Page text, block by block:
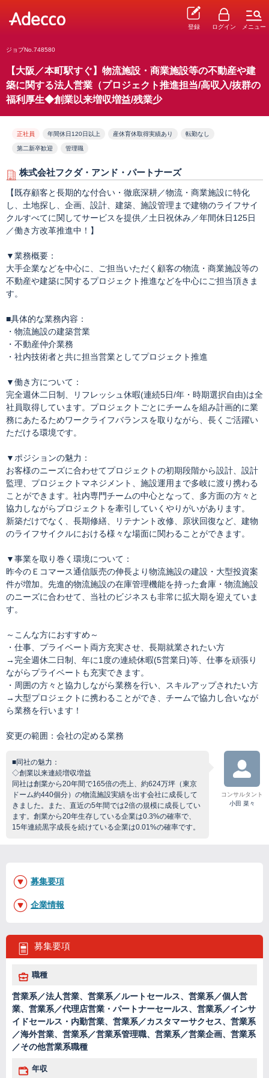
登録 ログイン メニュー
ジョブNo.748580
【大阪／本町駅すぐ】物流施設・商業施設等の不動産や建
築に関する法人営業（プロジェクト推進担当/高収入/抜群の
福利厚生◆創業以来増収増益/残業少
正社員 年間休日120日以上 産休育休取得実績あり 転勤なし
第二新卒歓迎 管理職
株式会社フクダ・アンド・パートナーズ
【既存顧客と長期的な付合い・徹底深耕／物流・商業施設に特化
し、土地探し、企画、設計、建築、施設管理まで建物のライフサイ
クルすべてに関してサービスを提供／土日祝休み／年間休日125日
／働き方改革推進中！】
▼業務概要：
大手企業などを中心に、ご担当いただく顧客の物流・商業施設等の
不動産や建築に関するプロジェクト推進などを中心にご担当頂きま
す。
■具体的な業務内容：
・物流施設の建築営業
・不動産仲介業務
・社内技術者と共に担当営業としてプロジェクト推進
▼働き方について：
完全週休二日制、リフレッシュ休暇(連続5日/年・時期選択自由)は全
社員取得しています。プロジェクトごとにチームを組み計画的に業
務にあたるためワークライフバランスを取りながら、長くご活躍い
ただける環境です。
▼ポジションの魅力：
お客様のニーズに合わせてプロジェクトの初期段階から設計、設計
監理、プロジェクトマネジメント、施設運用まで多岐に渡り携わる
ことができます。社内専門チームの中心となって、多方面の方々と
協力しながらプロジェクトを牽引していくやりがいがあります。
新築だけでなく、長期修繕、リテナント改修、原状回復など、建物
のライフサイクルにおける様々な場面に関わることができます。
▼事業を取り巻く環境について：
昨今のＥコマース通信販売の伸長より物流施設の建設・大型投資案
件が増加。先進的物流施設の在庫管理機能を持った倉庫・物流施設
のニーズに合わせて、当社のビジネスも非常に拡大期を迎えていま
す。
～こんな方におすすめ～
・仕事、プライベート両方充実させ、長期就業されたい方
→完全週休二日制、年に1度の連続休暇(5営業日)等、仕事を頑張り
ながらプライベートも充実できます。
・周囲の方々と協力しながら業務を行い、スキルアップされたい方
→大型プロジェクトに携わることができ、チームで協力し合いなが
ら業務を行います！
変更の範囲：会社の定める業務
■同社の魅力：
◇創業以来連続増収増益
同社は創業から20年間で165倍の売上、約624万坪（東京
ドーム約440個分）の物流施設実績を出す会社に成長して
きました。また、直近の5年間では2倍の規模に成長してい
ます。創業から20年生存している企業は0.3%の確率で、
15年連続黒字成長を続けている企業は0.01%の確率です。
コンサルタント
小田 菜々
募集要項
職種
営業系／法人営業、営業系／ルートセールス、営業系／個人営
業、営業系／代理店営業・パートナーセールス、営業系／インサ
イドセールス・内勤営業、営業系／カスタマーサクセス、営業系
／海外営業、営業系／営業系管理職、営業系／営業企画、営業系
／その他営業系職種
年収
募集要項
企業情報